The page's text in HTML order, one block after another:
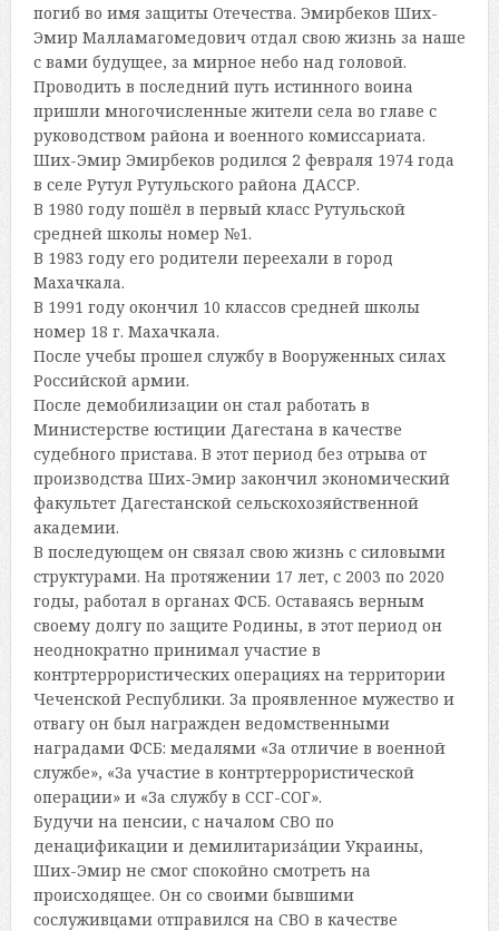
погиб во имя защиты Отечества. Эмирбеков Ших-
Эмир Малламагомедович отдал свою жизнь за наше
с вами будущее, за мирное небо над головой.
Проводить в последний путь истинного воина
пришли многочисленные жители села во главе с
руководством района и военного комиссариата.
Ших-Эмир Эмирбеков родился 2 февраля 1974 года
в селе Рутул Рутульского района ДАССР.
В 1980 году пошёл в первый класс Рутульской
средней школы номер №1.
В 1983 году его родители переехали в город
Махачкала.
В 1991 году окончил 10 классов средней школы
номер 18 г. Махачкала.
После учебы прошел службу в Вооруженных силах
Российской армии.
После демобилизации он стал работать в
Министерстве юстиции Дагестана в качестве
судебного пристава. В этот период без отрыва от
производства Ших-Эмир закончил экономический
факультет Дагестанской сельскохозяйственной
академии.
В последующем он связал свою жизнь с силовыми
структурами. На протяжении 17 лет, с 2003 по 2020
годы, работал в органах ФСБ. Оставаясь верным
своему долгу по защите Родины, в этот период он
неоднократно принимал участие в
контртеррористических операциях на территории
Чеченской Республики. За проявленное мужество и
отвагу он был награжден ведомственными
наградами ФСБ: медалями «За отличие в военной
службе», «За участие в контртеррористической
операции» и «За службу в ССГ-СОГ».
Будучи на пенсии, с началом СВО по
денацификации и демилитариза́ции Украины,
Ших-Эмир не смог спокойно смотреть на
происходящее. Он со своими бывшими
сослуживцами отправился на СВО в качестве